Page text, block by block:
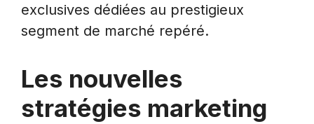
exclusives dédiées au prestigieux
segment de marché repéré.
Les nouvelles
stratégies marketing